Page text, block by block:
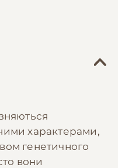
характерами,
генетичного
вони